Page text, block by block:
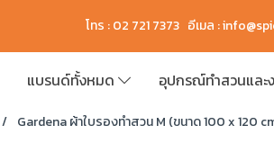
โทร : 02 721 7373 อีเมล :
แบรนด์ทั้งหมด อุปกรณ์ทำสวนและ
Gardena ผ้าใบรองทำสวน M (ขนาด 100 x 120